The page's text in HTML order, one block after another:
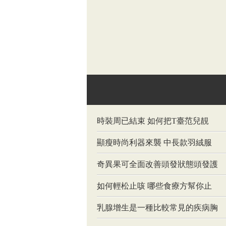
時裝周已結束 如何把T臺范兒靚
顯瘦時尚利器來襲 中長款羽絨服
奇異果可全面改善頭發狀態頭發護
如何輕松止咳 哪些食療方幫你止
乳腺增生是一種比較常見的疾病胸